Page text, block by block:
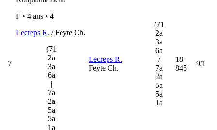
7
F • 4 ans • 4
Lecreps R. / Feyte Ch.
(71
2a
3a
6a
|
7a
2a
5a
5a
1a
Lecreps R.
Feyte Ch.
(71
2a
3a
6a
/
7a
2a
5a
5a
1a
18
845
9/1